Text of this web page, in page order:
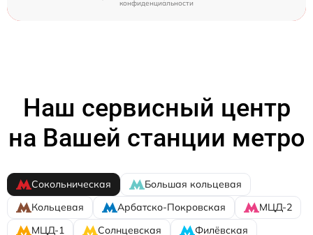
конфиденциальности
Наш сервисный центр
на Вашей станции метро
Сокольническая
Большая кольцевая
Кольцевая
Арбатско-Покровская
МЦД-2
МЦД-1
Солнцевская
Филёвская